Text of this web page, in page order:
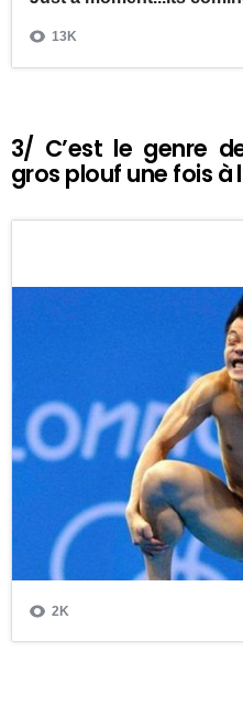
3/ C’est le genre
gros plouf une fois à